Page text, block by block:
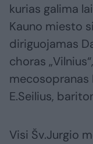
kurias galima
Kauno miesto
diriguojamas
choras
mecosopranas
E.Seilius,
Visi Šv.Jurgio